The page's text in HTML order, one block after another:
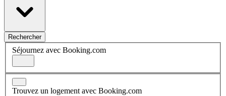
Rechercher
Séjournez avec Booking.com
Trouvez un logement avec Booking.com